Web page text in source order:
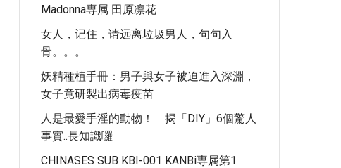
Madonna専属 田原凛花
女人，记住，请远离垃圾男人，句句入
骨。。。
妖精種植手冊：男子與女子被迫進入深淵，
女子竟研製出病毒疫苗
人是最愛手淫的動物！ 揭「DIY」6個驚人
事實..長知識囉
CHINASES SUB KBI-001 KANBi専属第1